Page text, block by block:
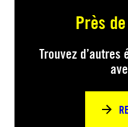
Près
Trouvez